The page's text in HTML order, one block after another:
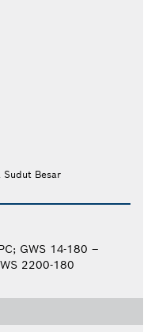
Sudut Besar
GWS 14-180 –
2200-180